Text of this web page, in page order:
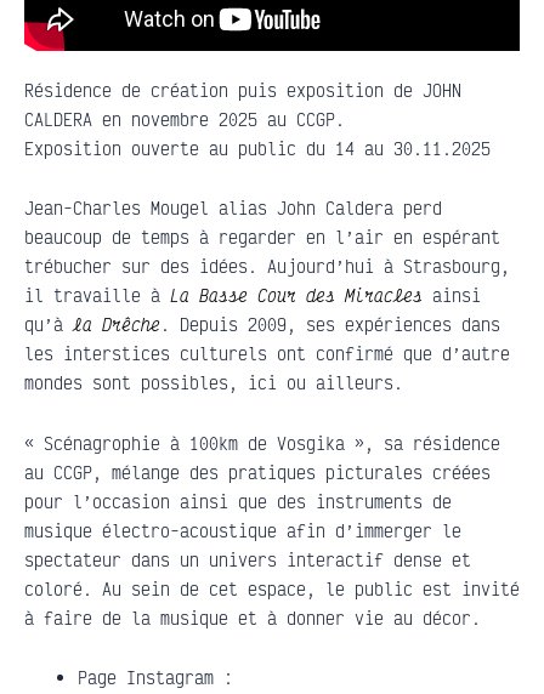
Résidence de création puis exposition de JOHN
CALDERA en novembre 2025 au CCGP.
Exposition ouverte au public du 14 au 30.11.2025
Jean-Charles Mougel alias John Caldera perd
beaucoup de temps à regarder en l’air en espérant
trébucher sur des idées. Aujourd’hui à Strasbourg,
il travaille à La Basse Cour des Miracles ainsi
qu’à la Drêche . Depuis 2009, ses expériences dans
les interstices culturels ont confirmé que d’autre
mondes sont possibles, ici ou ailleurs.
« Scénagrophie à 100km de Vosgika », sa résidence
au CCGP, mélange des pratiques picturales créées
pour l’occasion ainsi que des instruments de
musique électro-acoustique afin d’immerger le
spectateur dans un univers interactif dense et
coloré. Au sein de cet espace, le public est invité
à faire de la musique et à donner vie au décor.
Page Instagram :